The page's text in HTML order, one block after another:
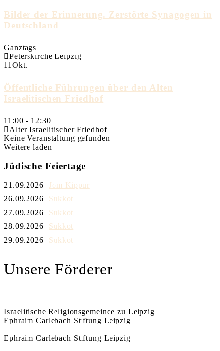
Bilder der Erinnerung. Zerstörte Synagogen in
Deutschland
Ganztags
Peterskirche Leipzig
11 Okt.
Öffentliche Führungen über den Alten
Israelitischen Friedhof
11:00 - 12:30
Alter Israelitischer Friedhof
Keine Veranstaltung gefunden
Weitere laden
Jüdische Feiertage
21.09.2026
Jom Kippur
26.09.2026
Sukkot
27.09.2026
Sukkot
28.09.2026
Sukkot
29.09.2026
Sukkot
Unsere Förderer
Israelitische Religionsgemeinde zu Leipzig
Ephraim Carlebach Stiftung Leipzig
Ephraim Carlebach Stiftung Leipzig